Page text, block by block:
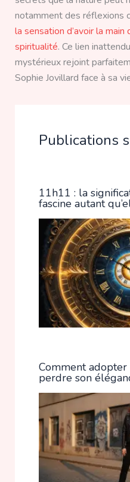
notamment des réflexions
la sensation d’avoir la
spiritualité. Ce lien
mystérieux rejoint
Sophie Jovillard face à sa
Publications
11h11 : la
fascine autant
Comment
perdre son